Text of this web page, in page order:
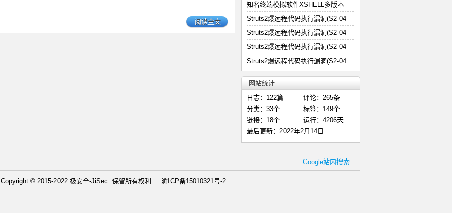
阅读全文
知名终端模拟软件XSHELL多版本
Struts2爆远程代码执行漏洞(S2-04
Struts2爆远程代码执行漏洞(S2-04
Struts2爆远程代码执行漏洞(S2-04
Struts2爆远程代码执行漏洞(S2-04
网站统计
日志：122篇
评论：265条
分类：33个
标签：149个
链接：18个
运行：4206天
最后更新：2022年2月14日
Google站内搜索
Copyright © 2015-2022 极安全-JiSec 保留所有权利. 渝ICP备15010321号-2